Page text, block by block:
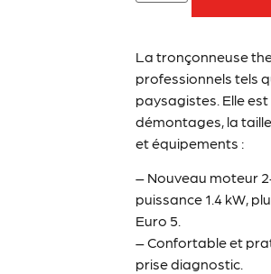
La tronçonneuse
professionnels tels
paysagistes. Elle
démontages, la
et équipements :
– Nouveau moteur
puissance 1.4 kW,
Euro 5.
– Confortable et
prise diagnostic.